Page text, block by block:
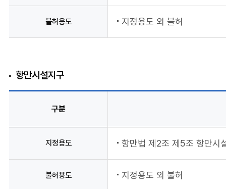
불허용도 지정용도 외 불허
항만시설지구
구분
지정용도 항만법 제2조 제5조 항만시
불허용도 지정용도 외 불허